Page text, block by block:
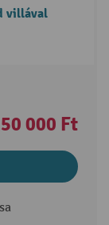
villával
000 Ft